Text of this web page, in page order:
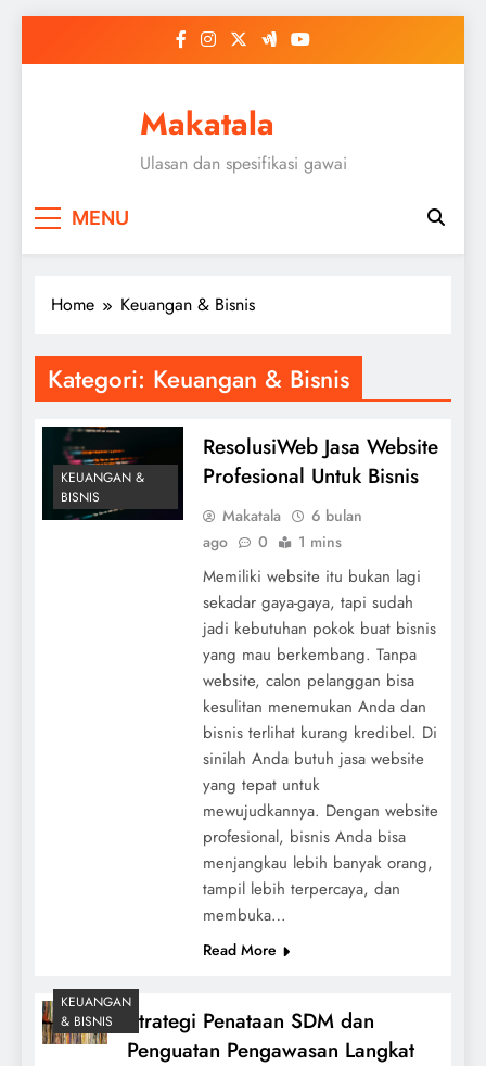
Makatala
Ulasan dan spesifikasi gawai
MENU
Home Keuangan & Bisnis
Kategori: Keuangan & Bisnis
KEUANGAN &
BISNIS
ResolusiWeb Jasa Website
Profesional Untuk Bisnis
Makatala
6 bulan
ago
0 1 mins
Memiliki website itu bukan lagi
sekadar gaya-gaya, tapi sudah
jadi kebutuhan pokok buat bisnis
yang mau berkembang. Tanpa
website, calon pelanggan bisa
kesulitan menemukan Anda dan
bisnis terlihat kurang kredibel. Di
sinilah Anda butuh jasa website
yang tepat untuk
mewujudkannya. Dengan website
profesional, bisnis Anda bisa
menjangkau lebih banyak orang,
tampil lebih terpercaya, dan
membuka…
Read More
KEUANGAN
& BISNIS
Strategi Penataan SDM dan
Penguatan Pengawasan Langkat